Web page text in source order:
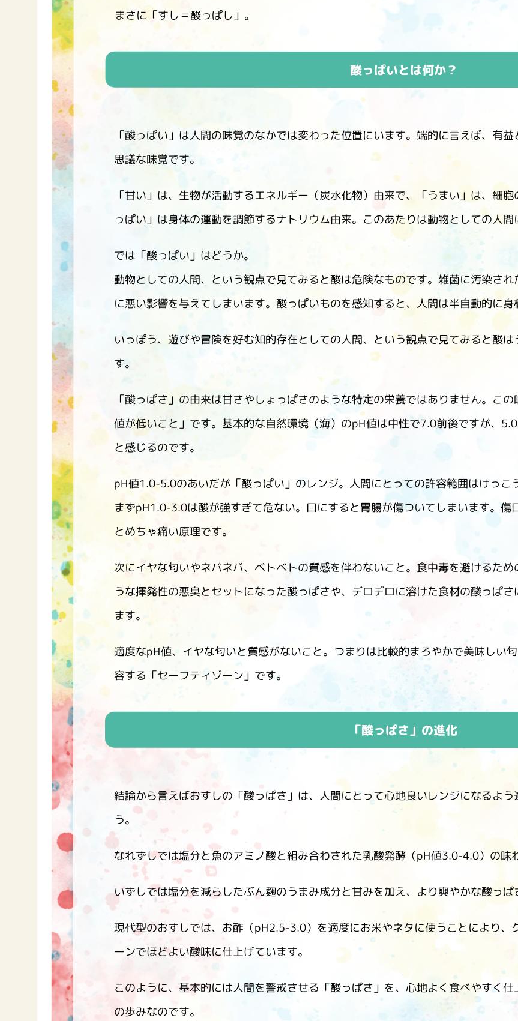
まさに「すし＝酸っぱし」。
酸っぱいとは何か？
「酸っぱい」は人間の味覚のなかでは変わった位置にいます。端的に言えば、有
思議な味覚です。
「甘い」は、生物が活動するエネルギー（炭水化物）由来で、「うまい」は、細
っぱい」は身体の運動を調節するナトリウム由来。このあたりは動物としての人間
では「酸っぱい」はどうか。
動物としての人間、という観点で見てみると酸は危険なものです。雑菌に汚染さ
に悪い影響を与えてしまいます。酸っぱいものを感知すると、人間は半自動的に身
いっぽう、遊びや冒険を好む知的存在としての人間、という観点で見てみると酸
す。
「酸っぱさ」の由来は甘さやしょっぱさのような特定の栄養ではありません。こ
値が低いこと」です。基本的な自然環境（海）のpH値は中性で7.0前後ですが、
と感じるのです。
pH値1.0-5.0のあいだが「酸っぱい」のレンジ。人間にとっての許容範囲はけっこ
まずpH1.0-3.0は酸が強すぎて危ない。口にすると胃腸が傷ついてしまいます。
とめちゃ痛い原理です。
次にイヤな匂いやネバネバ、ベトベトの質感を伴わないこと。食中毒を避けるた
うな揮発性の悪臭とセットになった酸っぱさや、デロデロに溶けた食材の酸っぱ
ます。
適度なpH値、イヤな匂いと質感がないこと。つまりは比較的まろやかで美味しい
容する「セーフティゾーン」です。
「酸っぱさ」の進化
結論から言えばおすしの「酸っぱさ」は、人間にとって心地良いレンジになるよ
う。
なれずしでは塩分と魚のアミノ酸と組み合わされた乳酸発酵（pH値3.0-4.0）の味
いずしでは塩分を減らしたぶん麹のうまみ成分と甘みを加え、より爽やかな酸っぱ
現代型のおすしでは、お酢（pH2.5-3.0）を適度にお米やネタに使うことにより、
ーンでほどよい酸味に仕上げています。
このように、基本的には人間を警戒させる「酸っぱさ」を、心地よく食べやすく
の歩みなのです。